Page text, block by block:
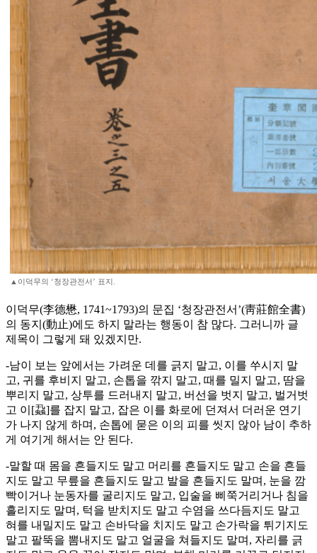
▲이덕무의 ‘청장관전서’ 표지.
이덕무(李德懋, 1741~1793)의 문집 ‘청장관전서’(靑莊館全書)
의 동지(動止)에도 하지 말라는 행동이 참 많다. 그러니까 글
제목이 그렇게 돼 있겠지만.
-남이 보는 앞에서는 가려운 데를 긁지 말고, 이를 쑤시지 말
고, 귀를 후비지 말고, 손톱을 깎지 말고, 때를 밀지 말고, 땀을
뿌리지 말고, 상투를 드러내지 말고, 버선을 벗지 말고, 벌거벗
고 이[蝨]를 잡지 말고, 잡은 이를 화로에 던져서 더러운 연기
가 나지 않게 하며, 손톱에 묻은 이의 피를 씻지 않아 남이 추하
게 여기게 해서는 안 된다.
-말할 때 몸을 흔들지도 말고 머리를 흔들지도 말고 손을 흔들
지도 말고 무릎을 흔들지도 말고 발을 흔들지도 말며, 눈을 깜
빡이거나 눈동자를 굴리지도 말고, 입술을 삐쭉거리거나 침을
흘리지도 말며, 턱을 받치지도 말고 수염을 쓰다듬지도 말고
혀를 내밀지도 말고 손바닥을 치지도 말고 손가락을 튀기지도
말고 팔뚝을 뽐내지도 말고 얼굴을 쳐들지도 말며, 자리를 긁